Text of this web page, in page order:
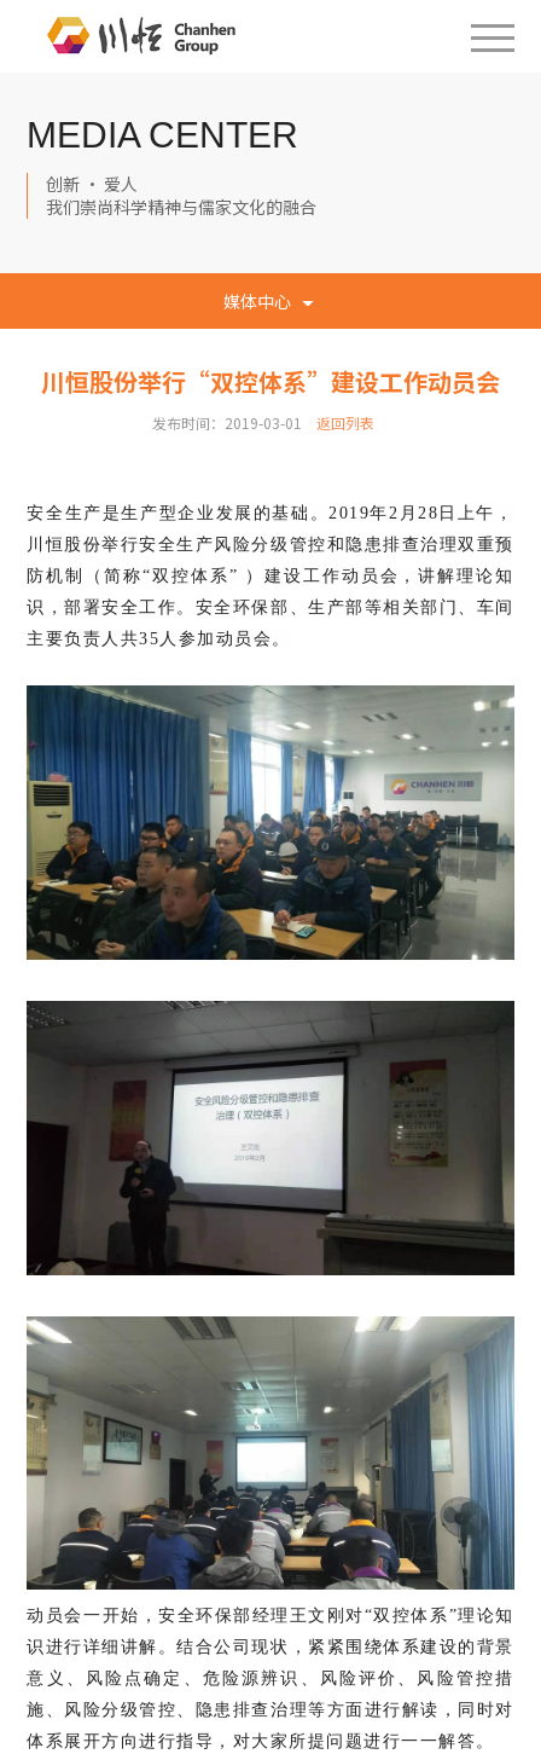
MEDIA CENTER
创新 · 爱人
我们崇尚科学精神与儒家文化的融合
媒体中心
川恒股份举行“双控体系”建设工作动员会
发布时间：2019-03-01 返回列表
安全生产是生产型企业发展的基础。2019年2月28日上午，
川恒股份举行安全生产风险分级管控和隐患排查治理双重预
防机制（简称“双控体系” ）建设工作动员会，讲解理论知
识，部署安全工作。安全环保部、生产部等相关部门、车间
主要负责人共35人参加动员会。
动员会一开始，安全环保部经理王文刚对“双控体系”理论知
识进行详细讲解。结合公司现状，紧紧围绕体系建设的背景
意义、风险点确定、危险源辨识、风险评价、风险管控措
施、风险分级管控、隐患排查治理等方面进行解读，同时对
体系展开方向进行指导，对大家所提问题进行一一解答。